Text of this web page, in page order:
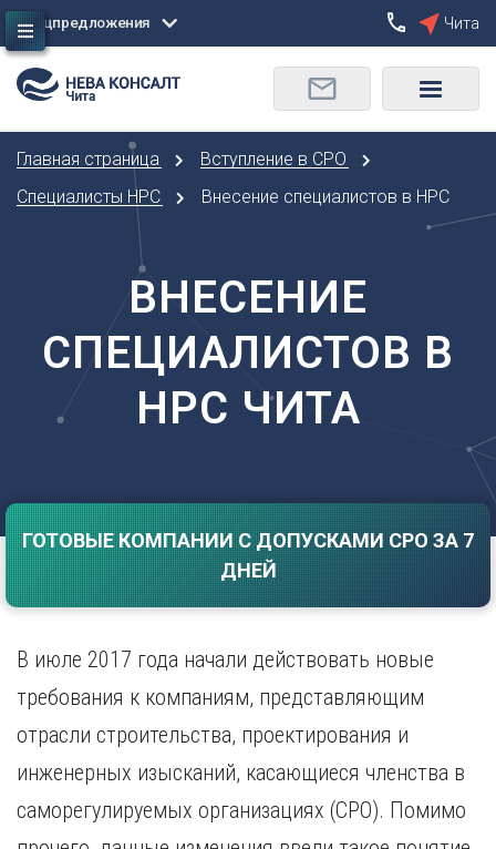
Сбросить
Москва
Санкт-Петербург
Архангельск
Астрахань
Барнаул
Белгород
Брянск
Волгоград
Воронеж
Е
И
Иваново
Иркутск
К
Казань
Калининград
О
Орел
Оренбург
Пермь
Р
Ростов-на-Дону
Рязань
С
Саратов
Севастополь
Симферополь
Т
Тверь
Тольятти
Томск
Тула
Спецпредложения Чита
Чита
Главная страница
Вступление в СРО
Специалисты НРС
Внесение специалистов в НРС
ВНЕСЕНИЕ
СПЕЦИАЛИСТОВ В
НРС ЧИТА
ГОТОВЫЕ КОМПАНИИ С ДОПУСКАМИ СРО ЗА 7
ДНЕЙ
В июле 2017 года начали действовать новые
требования к компаниям, представляющим
отрасли строительства, проектирования и
инженерных изысканий, касающиеся членства в
саморегулируемых организациях (СРО). Помимо